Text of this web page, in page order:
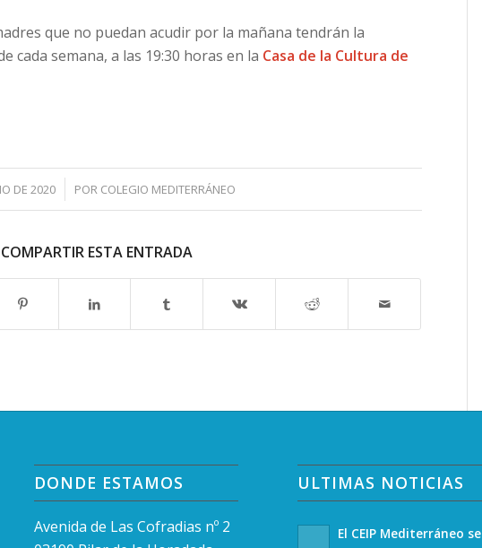
que no puedan acudir por la mañana tendrán la
cada semana, a las 19:30 horas en la Casa de la Cultura de
DE 2020
/ POR COLEGIO MEDITERRÁNEO
COMPARTIR ESTA ENTRADA
DONDE ESTAMOS
Avenida de Las Cofradias nº 2
ULTIMAS NOTICIAS
El CEIP Mediterráneo se